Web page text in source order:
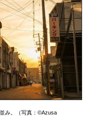
み。（写真：©Azusa